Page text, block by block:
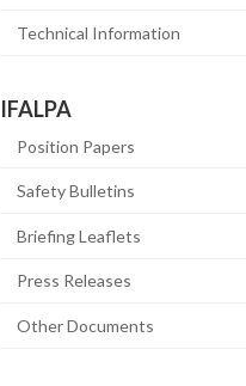
Technical Information
IFALPA
Position Papers
Safety Bulletins
Briefing Leaflets
Press Releases
Other Documents